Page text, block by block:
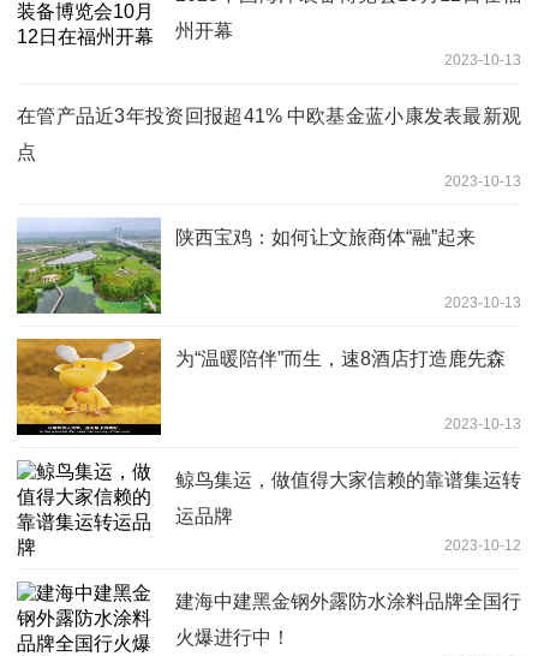
州开幕
2023-10-13
在管产品近3年投资回报超41% 中欧基金蓝小康发表最新观
点
2023-10-13
陕西宝鸡：如何让文旅商体“融”起来
2023-10-13
为“温暖陪伴”而生，速8酒店打造鹿先森
2023-10-13
鲸鸟集运，做值得大家信赖的靠谱集运转
运品牌
2023-10-12
建海中建黑金钢外露防水涂料品牌全国行
火爆进行中！